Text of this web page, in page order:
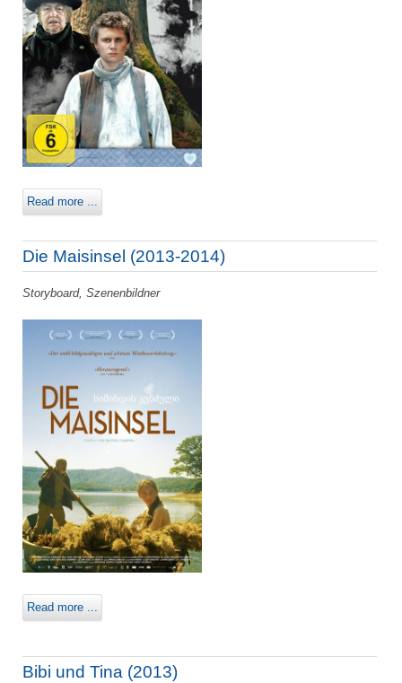
Read more ...
Die Maisinsel (2013-2014)
Storyboard, Szenenbildner
Read more ...
Bibi und Tina (2013)